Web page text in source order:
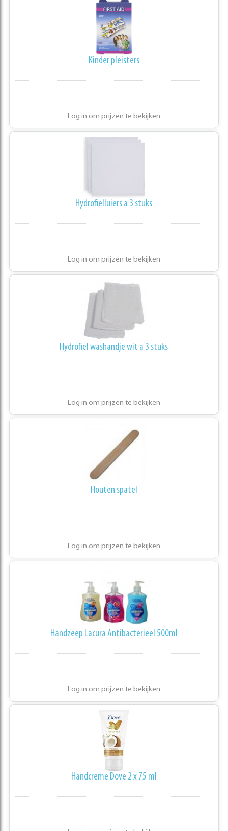
Kinder pleisters
Log in om prijzen te bekijken
Hydrofielluiers a 3 stuks
Log in om prijzen te bekijken
Hydrofiel washandje wit a 3 stuks
Log in om prijzen te bekijken
Houten spatel
Log in om prijzen te bekijken
Handzeep Lacura Antibacterieel 500ml
Log in om prijzen te bekijken
Handcreme Dove 2 x 75 ml